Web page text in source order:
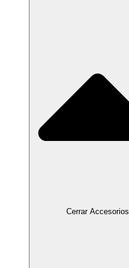
Cerrar Accesorios